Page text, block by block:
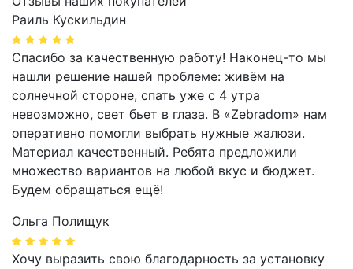
Раиль Кускильдин
Спасибо за качественную работу! Наконец-то мы
нашли решение нашей проблеме: живём на
солнечной стороне, спать уже с 4 утра
невозможно, свет бьет в глаза. В «Zebradom» нам
оперативно помогли выбрать нужные жалюзи.
Материал качественный. Ребята предложили
множество вариантов на любой вкус и бюджет.
Будем обращаться ещё!
Ольга Полищук
Хочу выразить свою благодарность за установку